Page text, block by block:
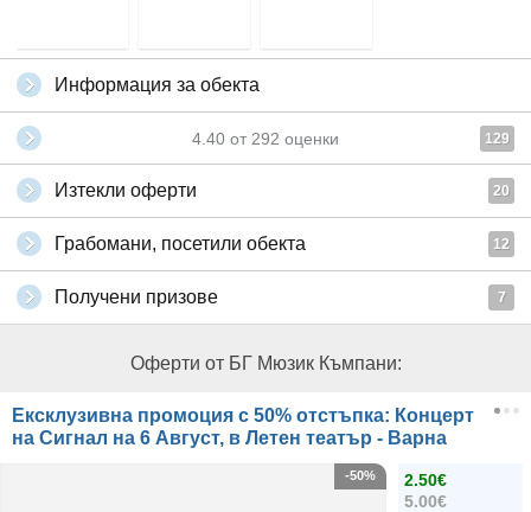
Информация за обекта
4.40 от 292 оценки 129
Изтекли оферти 20
Грабомани, посетили обекта 12
Получени призове 7
Оферти от БГ Мюзик Къмпани:
Ексклузивна промоция с 50% отстъпка: Концерт
на Сигнал на 6 Август, в Летен театър - Варна
2.50€
5.00€
-50%